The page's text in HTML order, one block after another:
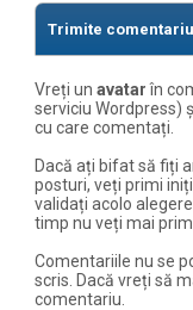
Vreți unavatarîn
serviciu Wordpress)
cu care comentați.
Dacă ați bifat să fiți
posturi, veți primi
validați acolo
timp nu veți mai
Comentariile nu se
scris. Dacă vreți să
comentariu.